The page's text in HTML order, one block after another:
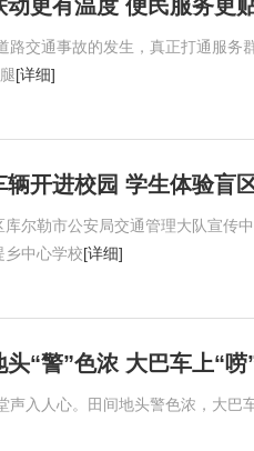
更有温度 便民服务更
路交通事故的发生，真正打通服务
[详细]
开进校园 学生体验盲
尔勒市公安局交通管理大队宣传
乡中心学校[详细]
“警”色浓 大巴车上“唠
声入人心。田间地头警色浓，大